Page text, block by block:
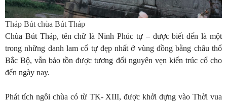
Tháp Bút chùa Bút Tháp
Chùa Bút Tháp, tên chữ là Ninh Phúc tự – được biết đến là một
trong những danh lam cổ tự đẹp nhất ở vùng đồng bằng châu thổ
Bắc Bộ, vẫn bảo tồn được tương đối nguyên vẹn kiến trúc cổ cho
đến ngày nay.
Phát tích ngôi chùa có từ TK- XIII, được khởi dựng vào Thời vua